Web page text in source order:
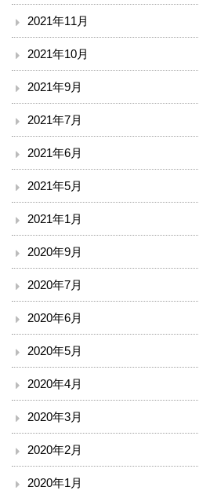
ボランティア
臨床研究について
治験事務局
入札情報
南斗六星研修ネットひろしま
備北メディカルネットワーク
ご意見
リンク
2021年11月
2021年10月
2021年9月
2021年7月
2021年6月
2021年5月
2021年1月
2020年9月
2020年7月
2020年6月
2020年5月
2020年4月
2020年3月
2020年2月
2020年1月